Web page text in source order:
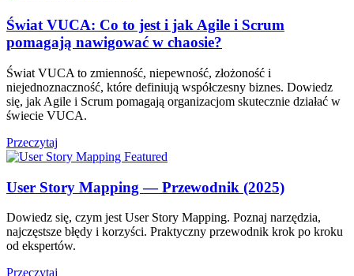
Świat VUCA: Co to jest i jak Agile i Scrum
pomagają nawigować w chaosie?
Świat VUCA to zmienność, niepewność, złożoność i
niejednoznaczność, które definiują współczesny biznes. Dowiedz
się, jak Agile i Scrum pomagają organizacjom skutecznie działać w
świecie VUCA.
Przeczytaj
User Story Mapping — Przewodnik (2025)
Dowiedz się, czym jest User Story Mapping. Poznaj narzędzia,
najczęstsze błędy i korzyści. Praktyczny przewodnik krok po kroku
od ekspertów.
Przeczytaj